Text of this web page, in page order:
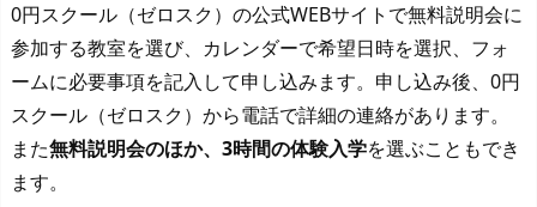
0円スクール（ゼロスク）の公式WEBサイトで無料説明会に
参加する教室を選び、カレンダーで希望日時を選択、フォ
ームに必要事項を記入して申し込みます。申し込み後、0円
スクール（ゼロスク）から電話で詳細の連絡があります。
また無料説明会のほか、3時間の体験入学を選ぶこともでき
ます。